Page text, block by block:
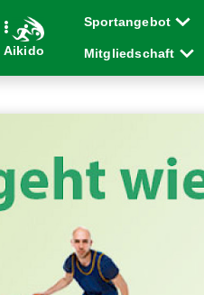
Aikido
Sportangebot
Mitgliedschaft